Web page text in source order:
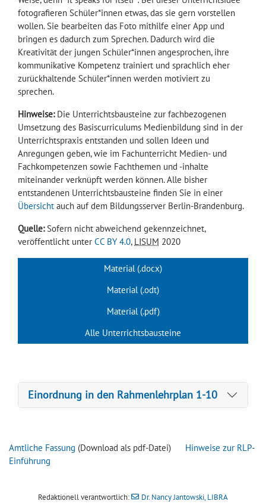
fotografieren Schüler*innen etwas, das sie gern vorstellen
wollen. Sie bearbeiten das Foto mithilfe einer App und
bringen es dadurch zum Sprechen. Dadurch wird die
Kreativität der jungen Schüler*innen angesprochen, ihre
kommunikative Kompetenz trainiert und sprachlich eher
zurückhaltende Schüler*innen werden motiviert zu
sprechen.
Hinweise:Die Unterrichtsbausteine zur fachbezogenen
Umsetzung des Basiscurriculums Medienbildung sind in der
Unterrichtspraxis entstanden und sollen Ideen und
Anregungen geben, wie im Fachunterricht Medien- und
Fachkompetenzen sowie Fachthemen und -inhalte
miteinander verknüpft werden können. Alle bisher
entstandenen Unterrichtsbausteine finden Sie in einer
Übersicht auch auf dem Bildungsserver Berlin-Brandenburg.
Quelle:Sofern nicht abweichend gekennzeichnet,
veröffentlicht unter CC BY 4.0, LISUM 2020
Material (.docx)
Material (.odt)
Material (.pdf)
Alle Unterrichtsbausteine
Einordnung in den Rahmenlehrplan 1-10
Amtliche Fassung (Download als pdf-Datei) Hinweise zur RLP-
Einführung
Redaktionell verantwortlich: Dr. Nancy Jantowski, LIBRA